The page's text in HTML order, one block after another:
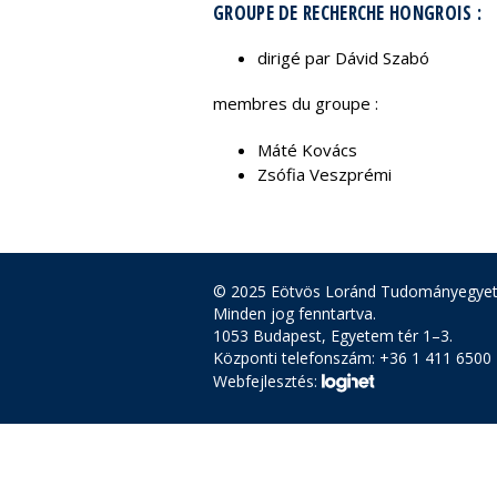
GROUPE DE RECHERCHE HONGROIS :
dirigé par Dávid Szabó
membres du groupe :
Máté Kovács
Zsófia Veszprémi
© 2025 Eötvös Loránd
Minden jog fenntartva.
1053 Budapest, Egyetem tér 1–3.
Központi telefonszám: +36 1 411 6500
Webfejlesztés: